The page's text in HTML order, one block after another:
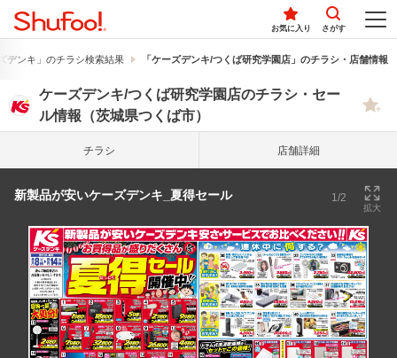
お気に入り さがす
デンキ」のチラシ検索結果 「ケーズデンキ/つくば研究学園店」のチラシ・店舗情報
ケーズデンキ/つくば研究学園店のチラシ・セー
ル情報（茨城県つくば市）
チラシ 店舗詳細
新製品が安いケーズデンキ_夏得セール 1/2
拡大